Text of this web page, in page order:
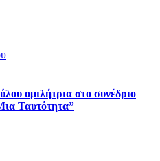
ομιλήτρια στο συνέδριο
Ταυτότητα”